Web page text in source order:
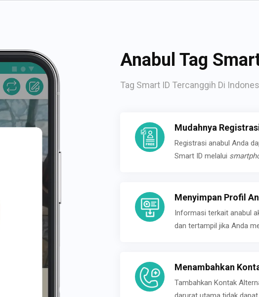
Anabul Tag
Tag Smart ID Tercanggih Di
Mudahnya
Registrasi anabul Anda
Smart ID melalui
Menyimpan Profil
Informasi terkait anabul
dan tertampil jika Anda
Menambahkan
Tambahkan Kontak